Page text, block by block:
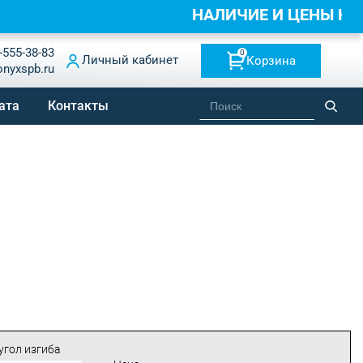
38-83
Личный кабинет
0
Корзина
Контакты
изгиба
НАЛИЧИЕ И ЦЕНЫ